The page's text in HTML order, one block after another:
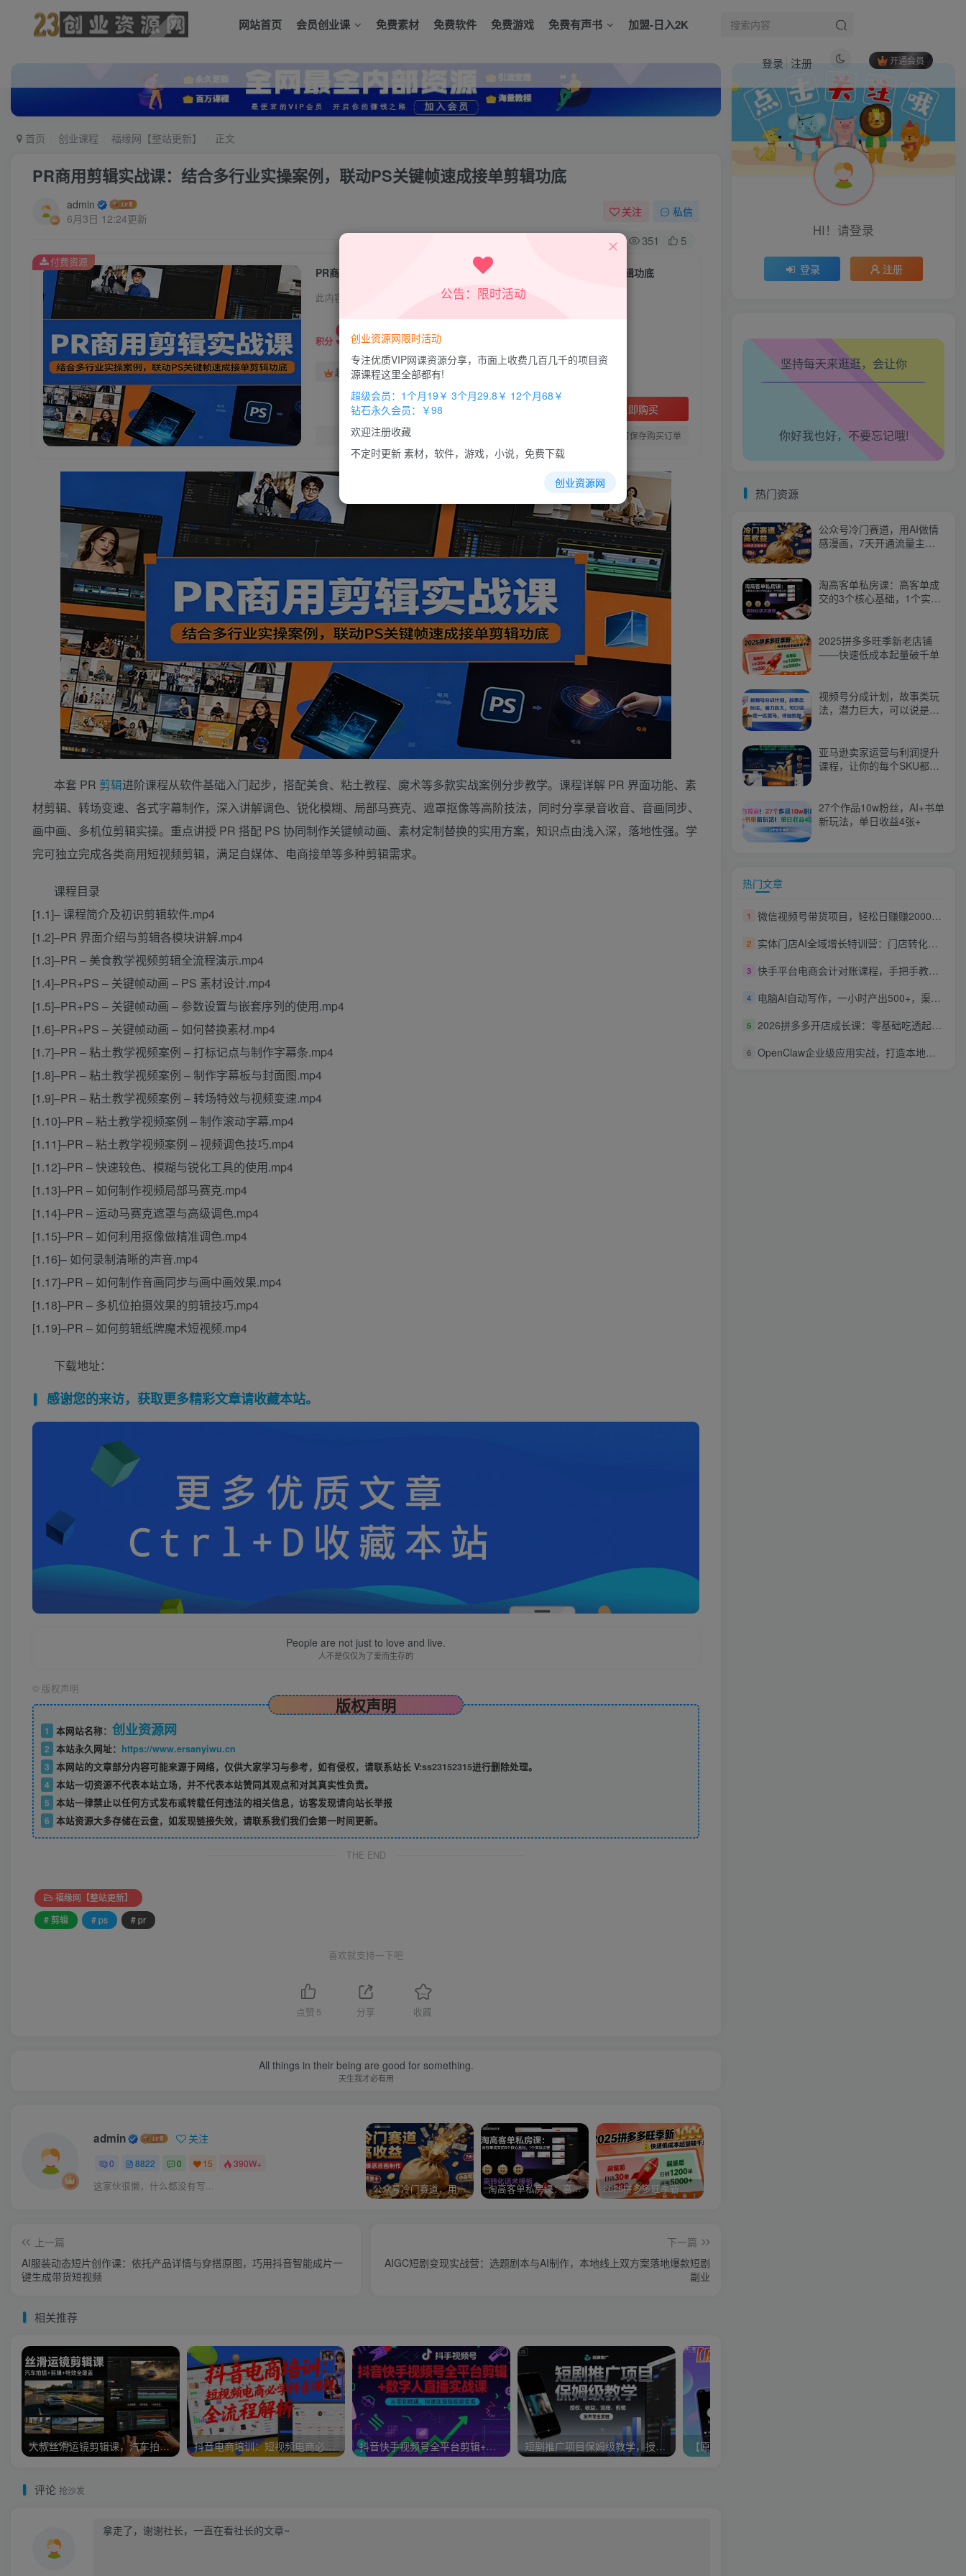
网站首页 会员创业课 免费素材 免费软件 免费游戏 免费有声书 加盟-日入2K
开通会员
登录 注册
首页 创业课程 福缘网【整站更新】 正文
PR商用剪辑实战课：结合多行业实操案例，联动PS关键帧速成接单剪辑功底
admin
6月3日 12:24更新
关注 私信
0 351 5
PR商用剪辑实战课：结合多行业实操案例，联动PS关键帧速成接单剪辑功底
此内容为付费资源，请付费后查看
积分 9.9
超级会员免费 钻石会员
立即购买
您当前未登录！建议登陆后购买，办理会员包月更省钱，可保存购买订单
付费资源
本套 PR 剪辑进阶课程从软件基础入门起步，搭配美食、粘土教程、魔术等多款实战案例分步教学。课程详解 PR 界面功能、素
材剪辑、转场变速、各式字幕制作，深入讲解调色、锐化模糊、局部马赛克、遮罩抠像等高阶技法，同时分享录音收音、音画同步、
画中画、多机位剪辑实操。重点讲授 PR 搭配 PS 协同制作关键帧动画、素材定制替换的实用方案，知识点由浅入深，落地性强。学
完可独立完成各类商用短视频剪辑，满足自媒体、电商接单等多种剪辑需求。
课程目录
[1.1]– 课程简介及初识剪辑软件.mp4
[1.2]–PR 界面介绍与剪辑各模块讲解.mp4
[1.3]–PR – 美食教学视频剪辑全流程演示.mp4
[1.4]–PR+PS – 关键帧动画 – PS 素材设计.mp4
[1.5]–PR+PS – 关键帧动画 – 参数设置与嵌套序列的使用.mp4
[1.6]–PR+PS – 关键帧动画 – 如何替换素材.mp4
[1.7]–PR – 粘土教学视频案例 – 打标记点与制作字幕条.mp4
[1.8]–PR – 粘土教学视频案例 – 制作字幕板与封面图.mp4
[1.9]–PR – 粘土教学视频案例 – 转场特效与视频变速.mp4
[1.10]–PR – 粘土教学视频案例 – 制作滚动字幕.mp4
[1.11]–PR – 粘土教学视频案例 – 视频调色技巧.mp4
[1.12]–PR – 快速较色、模糊与锐化工具的使用.mp4
[1.13]–PR – 如何制作视频局部马赛克.mp4
[1.14]–PR – 运动马赛克遮罩与高级调色.mp4
[1.15]–PR – 如何利用抠像做精准调色.mp4
[1.16]– 如何录制清晰的声音.mp4
[1.17]–PR – 如何制作音画同步与画中画效果.mp4
[1.18]–PR – 多机位拍摄效果的剪辑技巧.mp4
[1.19]–PR – 如何剪辑纸牌魔术短视频.mp4
下载地址：
感谢您的来访，获取更多精彩文章请收藏本站。
People are not just to love and live.
人不是仅仅为了爱而生存的
© 版权声明
版权声明
1 本网站名称： 创业资源网
2 本站永久网址： https://www.ersanyiwu.cn
3 本网站的文章部分内容可能来源于网络，仅供大家学习与参考，如有侵权，请联系站长 V:ss23152315进行删除处理。
4 本站一切资源不代表本站立场，并不代表本站赞同其观点和对其真实性负责。
5 本站一律禁止以任何方式发布或转载任何违法的相关信息，访客发现请向站长举报
6 本站资源大多存储在云盘，如发现链接失效，请联系我们我们会第一时间更新。
THE END
福缘网【整站更新】
# 剪辑
# ps # pr
喜欢就支持一下吧
点赞 5 分享 收藏
All things in their being are good for something.
天生我才必有用
admin 关注
0 8822 0 15 390W+
这家伙很懒，什么都没有写... 公众号冷门赛道，用AI做情感漫画，7天开通流量主，操作简单，小白可玩 淘高客单私房课：高客单成交的3个核心基础，1个实操法宝 2025拼多多旺季新老店铺——快速低成本起量破千单
上一篇
AI服装动态短片创作课：依托产品详情与穿搭原图，巧用抖音智能成片一
键生成带货短视频
下一篇
AIGC短剧变现实战营：选题剧本与AI制作，本地线上双方案落地爆款短剧
副业
相关推荐
大叔丝滑运镜剪辑课，汽车拍摄+剪辑+特效全覆盖，新手也能拍出电影感 抖音电商培训：短视频电商必学抖音课程，全流程解析 抖音快手视频号全平台剪辑+数字人直播实战课，从零到精通，快速实现短视频变现(更新10月) 短剧推广项目保姆级教学，授权、收益、流程、剪辑，发布等全流程
评论 抢沙发
热门文章
微信视频号带货项目，轻松日赚赚2000+，这个挣钱入口很多伙伴都在闷声发财
实体门店AI全域增长特训营：门店转化团购套餐搭建，POI权重榜单矩阵同城流量
快手平台电商会计对账课程，手把手教你做对账
电脑AI自动写作，一小时产出500+，渠道直给，0基础月增收1-2W，永不失业【揭秘】
2026拼多多开店成长课：零基础吃透起店全流程，玩转流量推广直播实现店铺稳定盈利
HI！请登录
登录 注册
坚持每天来逛逛，会让你
生活也美好了！
心情也舒畅了！
腰也不酸了！
工作也轻松了！
你好我也好，不要忘记哦!
热门资源
公众号冷门赛道，用AI做情
感漫画，7天开通流量主，
淘高客单私房课：高客单成
交的3个核心基础，1个实操
2025拼多多旺季新老店铺
——快速低成本起量破千单
视频号分成计划，故事类玩
法，潜力巨大，可以说是一
亚马逊卖家运营与利润提升
课程，让你的每个SKU都成
27个作品10w粉丝，AI+书单
新玩法，单日收益4张+
热门文章
1 微信视频号带货项目，轻松日赚赚2000+，这个挣钱入口很多伙伴都在闷声发财
2 实体门店AI全域增长特训营：门店转化团购套餐搭建，POI权重榜单矩阵同城流量
3 快手平台电商会计对账课程，手把手教你做对账
4 电脑AI自动写作，一小时产出500+，渠道直给，0基础月增收1-2W，永不失业【揭秘】
5 2026拼多多开店成长课：零基础吃透起店全流程，玩转流量推广直播实现店铺稳定盈利
6 OpenClaw企业级应用实战，打造本地化AI数字员工，实现大模型与企业本地业务场景的深度融合
公告：限时活动
创业资源网限时活动
专注优质VIP网课资源分享，市面上收费几百几千的项目资
源课程这里全部都有!
超级会员：1个月19￥ 3个月29.8￥ 12个月68￥
钻石永久会员：￥98
欢迎注册收藏
不定时更新 素材，软件，游戏，小说，免费下载
创业资源网